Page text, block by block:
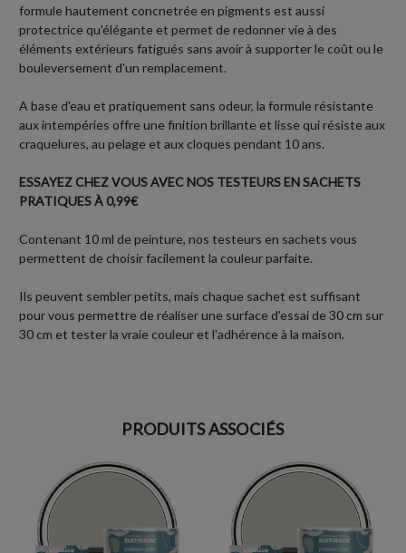
formule hautement concnetrée en pigments est aussi
protectrice qu'élégante et permet de redonner vie à des
éléments extérieurs fatigués sans avoir à supporter le coût ou le
bouleversement d'un remplacement.
A base d'eau et pratiquement sans odeur, la formule résistante
aux intempéries offre une finition brillante et lisse qui résiste aux
craquelures, au pelage et aux cloques pendant 10 ans.
ESSAYEZ CHEZ VOUS AVEC NOS TESTEURS EN SACHETS
PRATIQUES À 0,99€
Contenant 10 ml de peinture, nos testeurs en sachets vous
permettent de choisir facilement la couleur parfaite.
Ils peuvent sembler petits, mais chaque sachet est suffisant
pour vous permettre de réaliser une surface d'essai de 30 cm sur
30 cm et tester la vraie couleur et l'adhérence à la maison.
PRODUITS ASSOCIÉS